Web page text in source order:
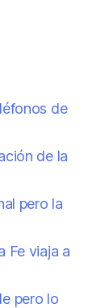
de
de la
pero la
Fe viaja a
pero lo